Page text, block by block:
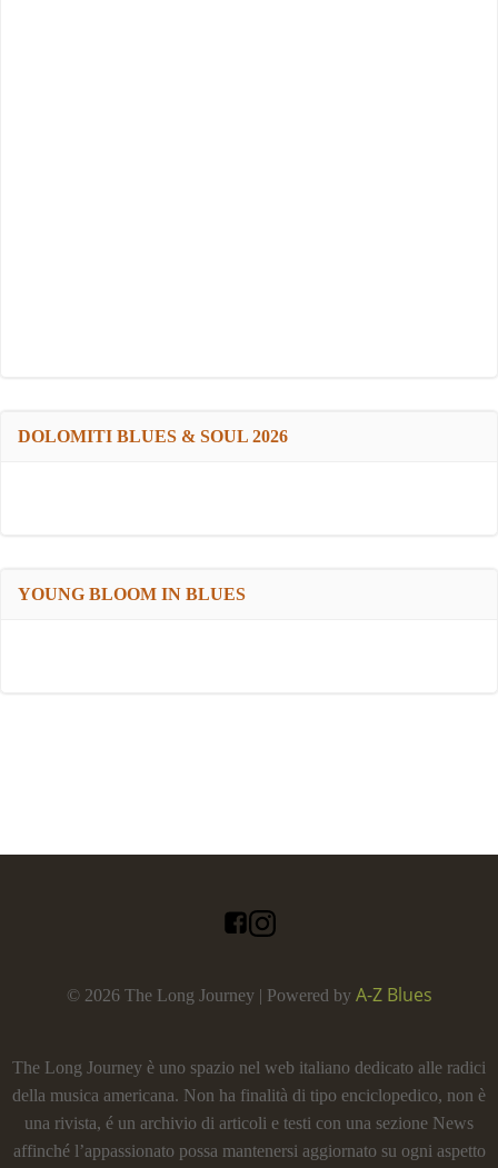
DOLOMITI BLUES & SOUL 2026
YOUNG BLOOM IN BLUES
© 2026 The Long Journey | Powered by A-Z Blues
The Long Journey è uno spazio nel web italiano dedicato alle radici
della musica americana. Non ha finalità di tipo enciclopedico, non è
una rivista, é un archivio di articoli e testi con una sezione News
affinché l’appassionato possa mantenersi aggiornato su ogni aspetto